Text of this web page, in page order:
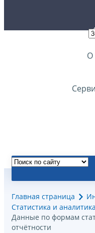
О
Главная страница
Статистика и аналитика
Данные по формам
отчётности